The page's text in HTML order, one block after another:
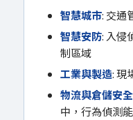
智慧城市: 交通
智慧安防: 入侵
制區域
工業與製造: 現
物流與倉儲安全
中，行為偵測